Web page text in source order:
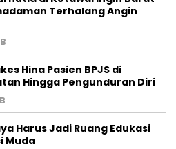
Terhalang Angin
Hina Pasien BPJS di
Hingga Pengunduran Diri
Harus Jadi Ruang Edukasi
Muda